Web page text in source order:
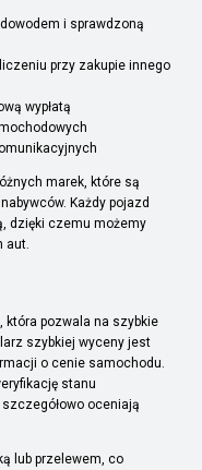
i sprawdzoną
przy zakupie innego
wypłatą
marek, które są
Każdy pojazd
dzięki czemu możemy
aut.
która pozwala na szybkie
szybkiej wyceny jest
o cenie samochodu.
stanu
oceniają
lub przelewem, co